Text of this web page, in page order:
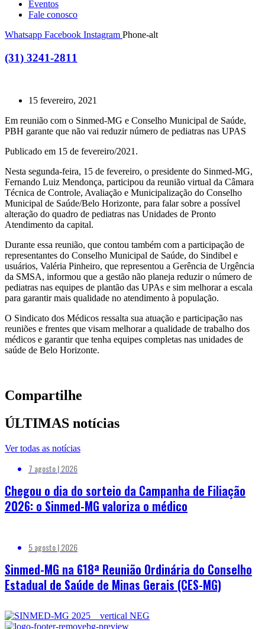
Eventos
Fale conosco
Whatsapp Facebook Instagram Phone-alt
(31) 3241-2811
15 fevereiro, 2021
Em reunião com o Sinmed-MG e Conselho Municipal de Saúde,
PBH garante que não vai reduzir número de pediatras nas UPAS
Publicado em 15 de fevereiro/2021.
Nesta segunda-feira, 15 de fevereiro, o presidente do Sinmed-MG,
Fernando Luiz Mendonça, participou da reunião virtual da Câmara
Técnica de Controle, Avaliação e Municipalização do Conselho
Municipal de Saúde/Belo Horizonte, para falar sobre a possível
alteração do quadro de pediatras nas Unidades de Pronto
Atendimento da capital.
Durante essa reunião, que contou também com a participação de
representantes do Conselho Municipal de Saúde, do Sindibel e
usuários, Valéria Pinheiro, que representou a Gerência de Urgência
da SMSA, informou que a gestão não planeja reduzir o número de
pediatras nas equipes de plantão das UPAs e sim melhorar a escala
para garantir mais qualidade no atendimento à população.
O Sindicato dos Médicos ressalta sua atuação e participação nas
reuniões e frentes que visam melhorar a qualidade de trabalho dos
médicos e garantir que tenha equipes completas nas unidades de
saúde de Belo Horizonte.
Compartilhe
ÚLTIMAS notícias
Ver todas as notícias
7 agosto | 2026
Chegou o dia do sorteio da Campanha de Filiação
2026: o Sinmed-MG valoriza o médico
5 agosto | 2026
Sinmed-MG na 618ª Reunião Ordinária do Conselho
Estadual de Saúde de Minas Gerais (CES-MG)